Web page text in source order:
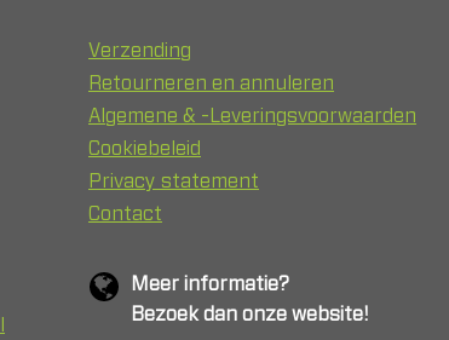
Verzending
Retourneren en annuleren
Algemene & -Leveringsvoorwaarden
Cookiebeleid
Privacy statement
Contact
Meer informatie?
Bezoek dan onze website!